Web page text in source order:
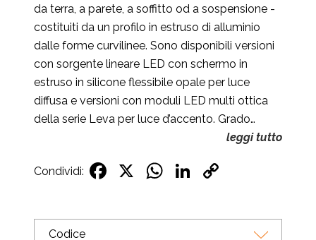
da terra, a parete, a soffitto od a sospensione -
costituiti da un profilo in estruso di alluminio
dalle forme curvilinee. Sono disponibili versioni
con sorgente lineare LED con schermo in
estruso in silicone flessibile opale per luce
diffusa e versioni con moduli LED multi ottica
della serie Leva per luce d’accento. Grado…
leggi tutto
Condividi: Facebook
X WhatsApp
LinkedIn
Codice